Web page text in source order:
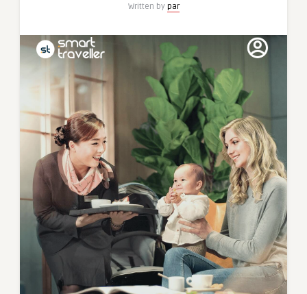
ン
プ
グ
ラ
ム
「Smart
Traveller」
を
ご
存
知
で
す
か？
は
Written by par